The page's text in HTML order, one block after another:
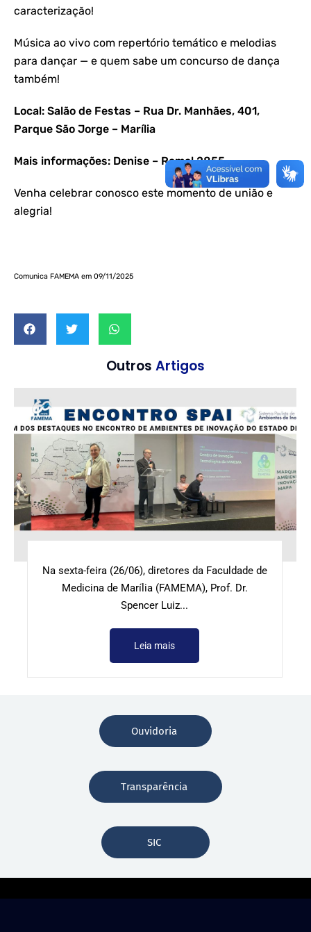
caracterização!
Música ao vivo com repertório temático e melodias
para dançar — e quem sabe um concurso de dança
também!
Local: Salão de Festas – Rua Dr. Manhães, 401,
Parque São Jorge – Marília
Mais informações: Denise – Ramal 2855
Venha celebrar conosco este momento de união e
alegria!
Comunica FAMEMA em 09/11/2025
Outros Artigos
Na sexta-feira (26/06), diretores da Faculdade de
Medicina de Marília (FAMEMA), Prof. Dr.
Spencer Luiz...
Leia mais
Ouvidoria
Transparência
SIC